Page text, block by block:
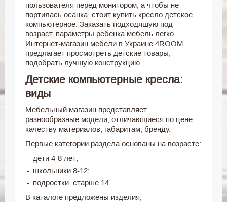
пользователя перед монитором, а чтобы не
портилась осанка, стоит купить кресло детское
компьютерное. Заказать подходящую под
возраст, параметры ребенка мебель легко.
Интернет-магазин мебели в Украине 4ROOM
предлагает просмотреть детские товары,
подобрать лучшую конструкцию.
Детские компьютерные кресла:
виды
Мебельный магазин представляет
разнообразные модели, отличающиеся по цене,
качеству материалов, габаритам, бренду.
Первые категории раздела основаны на возрасте:
дети 4-8 лет;
школьники 8-12;
подростки, старше 14.
В каталоге предложены изделия,